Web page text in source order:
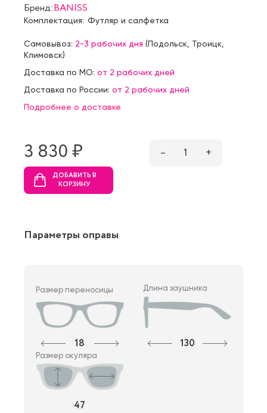
Бренд:BANISS
Комплектация: Футляр и салфетка
Самовывоз: 2-3 рабочих дня (Подольск Троицк
Климовск)
Доставка по МО: от 2 рабочих дней
Доставка по России: от 2 рабочих дней
Подробнее о доставке
3 830 ₷ – 1 +
ДОБАВИТЬ В
КОРЗИНУ
Параметры оправы
Размер переносицы
18
Длина заушника
130
Размер окуляра
47